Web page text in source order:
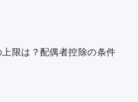
限は？配偶者控除の条件